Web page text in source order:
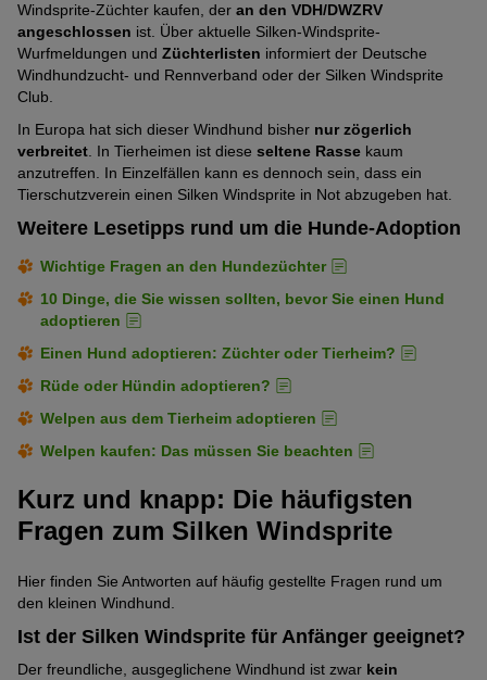
Windsprite-Züchter kaufen, der an den VDH/DWZRV
angeschlossen ist. Über aktuelle Silken-Windsprite-
Wurfmeldungen und Züchterlisten informiert der Deutsche
Windhundzucht- und Rennverband oder der Silken Windsprite
Club.
In Europa hat sich dieser Windhund bisher nur zögerlich
verbreitet. In Tierheimen ist diese seltene Rasse kaum
anzutreffen. In Einzelfällen kann es dennoch sein, dass ein
Tierschutzverein einen Silken Windsprite in Not abzugeben hat.
Weitere Lesetipps rund um die Hunde-Adoption
Wichtige Fragen an den Hundezüchter
10 Dinge, die Sie wissen sollten, bevor Sie einen Hund
adoptieren
Einen Hund adoptieren: Züchter oder Tierheim?
Rüde oder Hündin adoptieren?
Welpen aus dem Tierheim adoptieren
Welpen kaufen: Das müssen Sie beachten
Kurz und knapp: Die häufigsten
Fragen zum Silken Windsprite
Hier finden Sie Antworten auf häufig gestellte Fragen rund um
den kleinen Windhund.
Ist der Silken Windsprite für Anfänger geeignet?
Der freundliche, ausgeglichene Windhund ist zwar kein